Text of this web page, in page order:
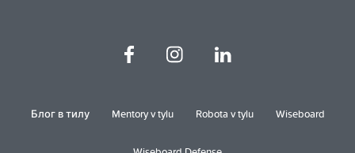
Блог в тилу Mentory v tylu Robota v tylu Wiseboard